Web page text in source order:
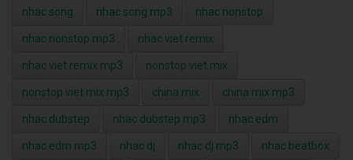
nhac song nhac song mp3 nhac nonstop
nhac nonstop mp3 nhac viet remix
nhac viet remix mp3 nonstop viet mix
nonstop viet mix mp3 china mix china mix mp3
nhac dubstep nhac dubstep mp3 nhac edm
nhac edm mp3 nhac dj nhac dj mp3 nhac beatbox